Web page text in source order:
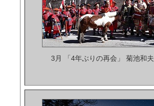
3月 「4年ぶりの再会」 菊池和夫